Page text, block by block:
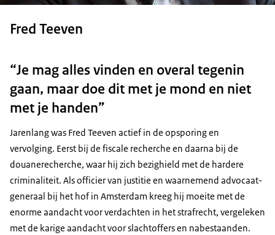
Fred Teeven
“Je mag alles vinden en overal tegenin
gaan, maar doe dit met je mond en niet
met je handen”
Jarenlang was Fred Teeven actief in de opsporing en
vervolging. Eerst bij de fiscale recherche en daarna bij de
douanerecherche, waar hij zich bezighield met de hardere
criminaliteit. Als officier van justitie en waarnemend advocaat-
generaal bij het hof in Amsterdam kreeg hij moeite met de
enorme aandacht voor verdachten in het strafrecht, vergeleken
met de karige aandacht voor slachtoffers en nabestaanden.